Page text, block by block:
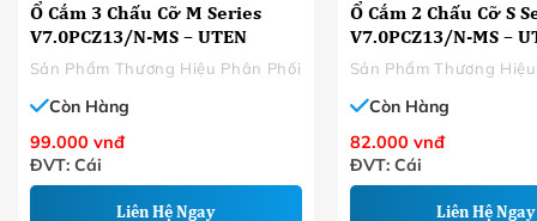
Sản Phẩm Thương Hiệu Phân Phối
Ổ Cắm 3 Chấu Cỡ M Series
V7.0PCZ13/N-MS – UTEN
Còn Hàng
99.000 vnđ
ĐVT: Cái
Liên Hệ Ngay
Sản Phẩm Thương
Ổ Cắm 2 Chấu Cỡ S
V7.0PCZ13/N-MS –
Còn Hàng
82.000 vnđ
ĐVT: Cái
Liên Hệ Ngay